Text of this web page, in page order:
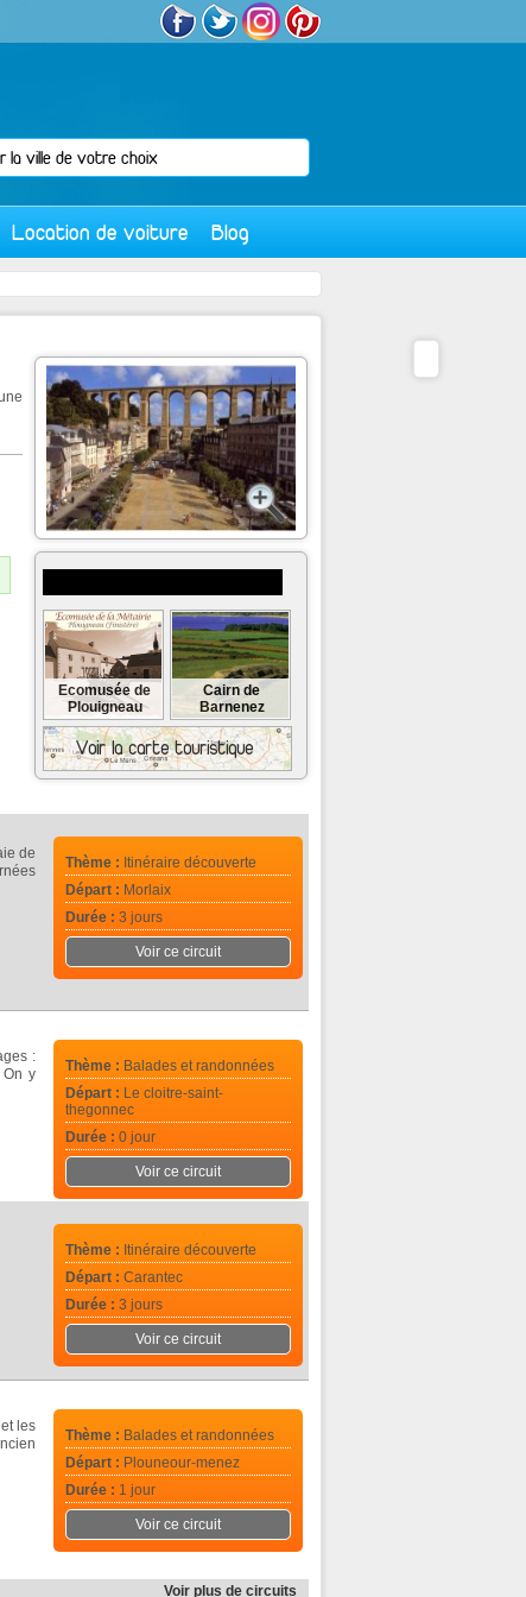
Location de voiture Blog
Ecomusée de
Plouigneau
Cairn de
Barnenez
Thème : Itinéraire découverte
Départ : Morlaix
Durée : 3 jours
Voir ce circuit
de
Thème : Balades et randonnées
Départ : Le cloitre-saint-
thegonnec
Durée : 0 jour
Voir ce circuit
:
On y
Thème : Itinéraire découverte
Départ : Carantec
Durée : 3 jours
Voir ce circuit
Thème : Balades et randonnées
Départ : Plouneour-menez
Durée : 1 jour
Voir ce circuit
les
Voir plus de circuits